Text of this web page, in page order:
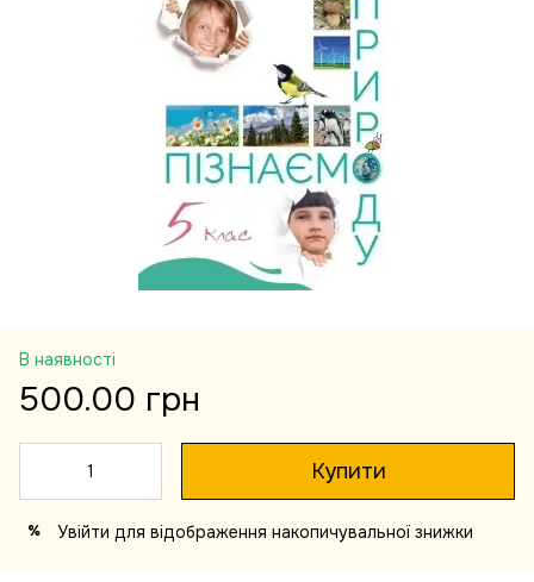
В наявності
500.00 грн
Купити
% Увійти для відображення накопичувальної знижки